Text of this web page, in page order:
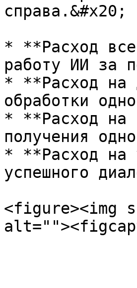
справа.&#x20;
* **Расход
работу ИИ за
* **Расход на
обработки
* **Расход на
получения
* **Расход на
успешного
<figure><img